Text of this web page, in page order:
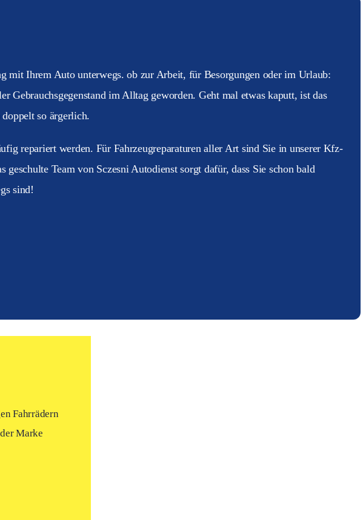
mit Ihrem Auto unterwegs. ob zur Arbeit, für Besorgungen oder im Urlaub:
Gebrauchsgegenstand im Alltag geworden. Geht mal etwas kaputt, ist das
so ärgerlich.
repariert werden. Für Fahrzeugreparaturen aller Art sind Sie in unserer Kfz-
geschulte Team von Sczesni Autodienst sorgt dafür, dass Sie schon bald
sind!
Fahrrädern
Marke